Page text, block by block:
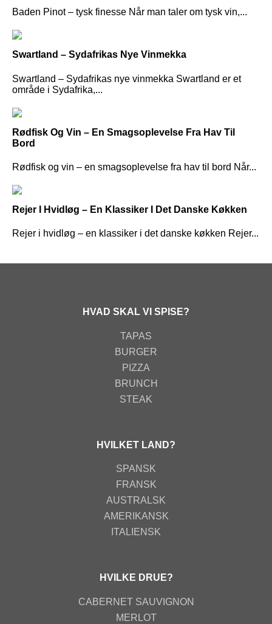
Baden Pinot – tysk finesse Når man taler om tysk vin,...
Swartland – Sydafrikas Nye Vinmekka
Swartland – Sydafrikas nye vinmekka Swartland er et
område i Sydafrika,...
Rødfisk Og Vin – En Smagsoplevelse Fra Hav Til
Bord
Rødfisk og vin – en smagsoplevelse fra hav til bord Når...
Rejer I Hvidløg – En Klassiker I Det Danske Køkken
Rejer i hvidløg – en klassiker i det danske køkken Rejer...
HVAD SKAL VI SPISE?
TAPAS
BURGER
PIZZA
BRUNCH
STEAK
HVILKET LAND?
SPANSK
FRANSK
AUSTRALSK
AMERIKANSK
ITALIENSK
HVILKE DRUE?
CABERNET SAUVIGNON
MERLOT